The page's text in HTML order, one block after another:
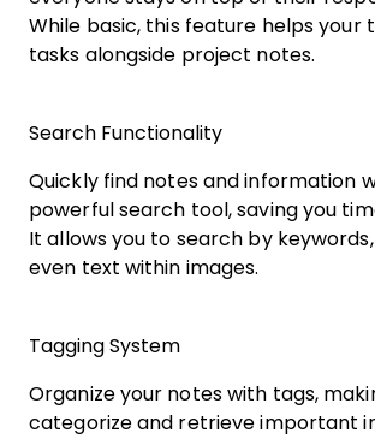
While basic, this feature helps your
tasks alongside project notes.
Search Functionality
Quickly find notes and information
powerful search tool, saving you
It allows you to search by
even text within images.
Tagging System
Organize your notes with tags,
categorize and retrieve important